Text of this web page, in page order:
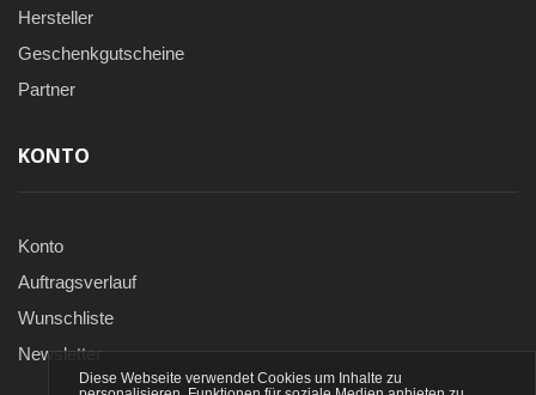
Hersteller
Geschenkgutscheine
Partner
KONTO
Konto
Auftragsverlauf
Wunschliste
Newsletter
Diese Webseite verwendet Cookies um Inhalte zu